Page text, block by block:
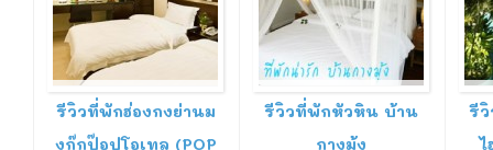
15 Jan 2014 อ่านรีวิว
รีวิวที่พักฮ่องกงย่านม
งก๊กป๊อปโอเทล (POP
25 Oct 2013 อ่านรีวิว
รีวิวที่พักหัวหิน บ้าน
กางมุ้ง
10
รี